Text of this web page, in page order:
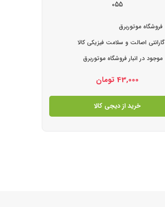
055
فروشگاه موتوربرق
گارانتی اصالت و سلامت فیزیکی کالا
موجود در انبار فروشگاه موتوربرق
43,000 تومان
خرید از دیجی کالا